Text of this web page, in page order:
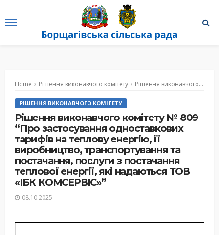
Home Рішення виконавчого комітету Рішення виконавчого комітету № 809 “Про застосування одноставкових тарифів на теплову енергію, її виробництво, транспортування та постачання, послуги з постачання теплової енергії, які надаються ТОВ «ІБК КОМСЕРВІС»”
РІШЕННЯ ВИКОНАВЧОГО КОМІТЕТУ
Рішення виконавчого комітету № 809
“Про застосування одноставкових
тарифів на теплову енергію, її
виробництво, транспортування та
постачання, послуги з постачання
теплової енергії, які надаються ТОВ
«ІБК КОМСЕРВІС»”
08.10.2025